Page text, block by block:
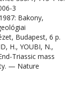
3
Bakony,
Budapest, 6 p.
H., YOUBI, N.,
Triassic mass
— Nature